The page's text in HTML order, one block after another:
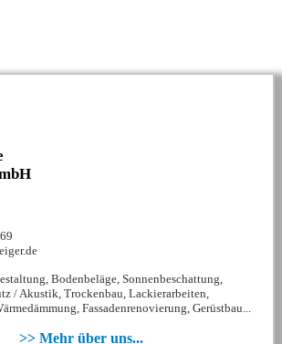
Bodenbeläge, Sonnenbeschattung,
/ Akustik, Trockenbau, Lackierarbeiten,
Fassadenrenovierung, Gerüstbau...
>> Mehr über uns...